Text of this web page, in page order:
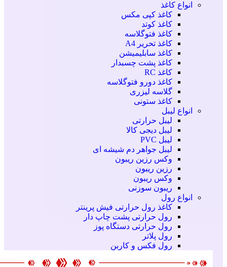
انواع کاغذ
کاغذ کپی مکس
کاغذ کوتد
کاغذ فتوگلاسه
کاغذ تحریر A4
کاغذ سابلیمیشن
کاغذ پشت چسبدار
کاغذ RC
کاغذ دورو فتوگلاسه
گلاسه لیزری
کاغذ ستونی
انواع لیبل
لیبل حرارتی
لیبل دیجی کالا
لیبل PVC
لیبل جواهر دم شیشه ای
وکس رزین ریبون
رزین ریبون
وکس ریبون
ریبون سوزنی
انواع رول
کاغذ رول حرارتی فیش پرینتر
رول حرارتی پشت چاپ دار
رول حرارتی دستگاه پوز
رول پلاتر
رول فکس و کاربن